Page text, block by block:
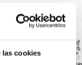
las cookies